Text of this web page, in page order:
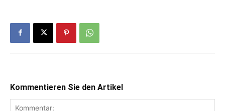
Kommentieren Sie den Artikel